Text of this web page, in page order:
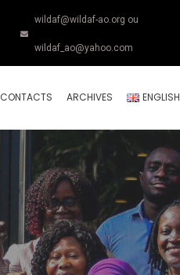
wildaf@wildaf-ao.org ou
wildaf_ao@yahoo.com
CONTACTS ARCHIVES ENGLISH